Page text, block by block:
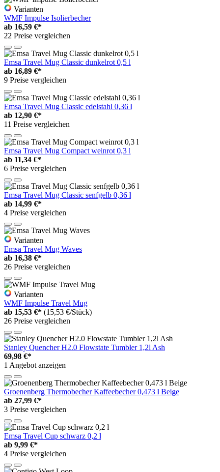
Varianten
WMF Impulse Isolierbecher
ab 16,59 €*
22 Preise vergleichen
Emsa Travel Mug Classic dunkelrot 0,5 l
ab 16,89 €*
9 Preise vergleichen
Emsa Travel Mug Classic edelstahl 0,36 l
ab 12,90 €*
11 Preise vergleichen
Emsa Travel Mug Compact weinrot 0,3 l
ab 11,34 €*
6 Preise vergleichen
Emsa Travel Mug Classic senfgelb 0,36 l
ab 14,99 €*
4 Preise vergleichen
Varianten
Emsa Travel Mug Waves
ab 16,38 €*
26 Preise vergleichen
Varianten
WMF Impulse Travel Mug
ab 15,53 €* (15,53 €/Stück)
26 Preise vergleichen
Stanley Quencher H2.0 Flowstate Tumbler 1,2l Ash
69,98 €*
1 Angebot anzeigen
Groenenberg Thermobecher Kaffeebecher 0,473 l Beige
ab 27,99 €*
3 Preise vergleichen
Emsa Travel Cup schwarz 0,2 l
ab 9,99 €*
4 Preise vergleichen